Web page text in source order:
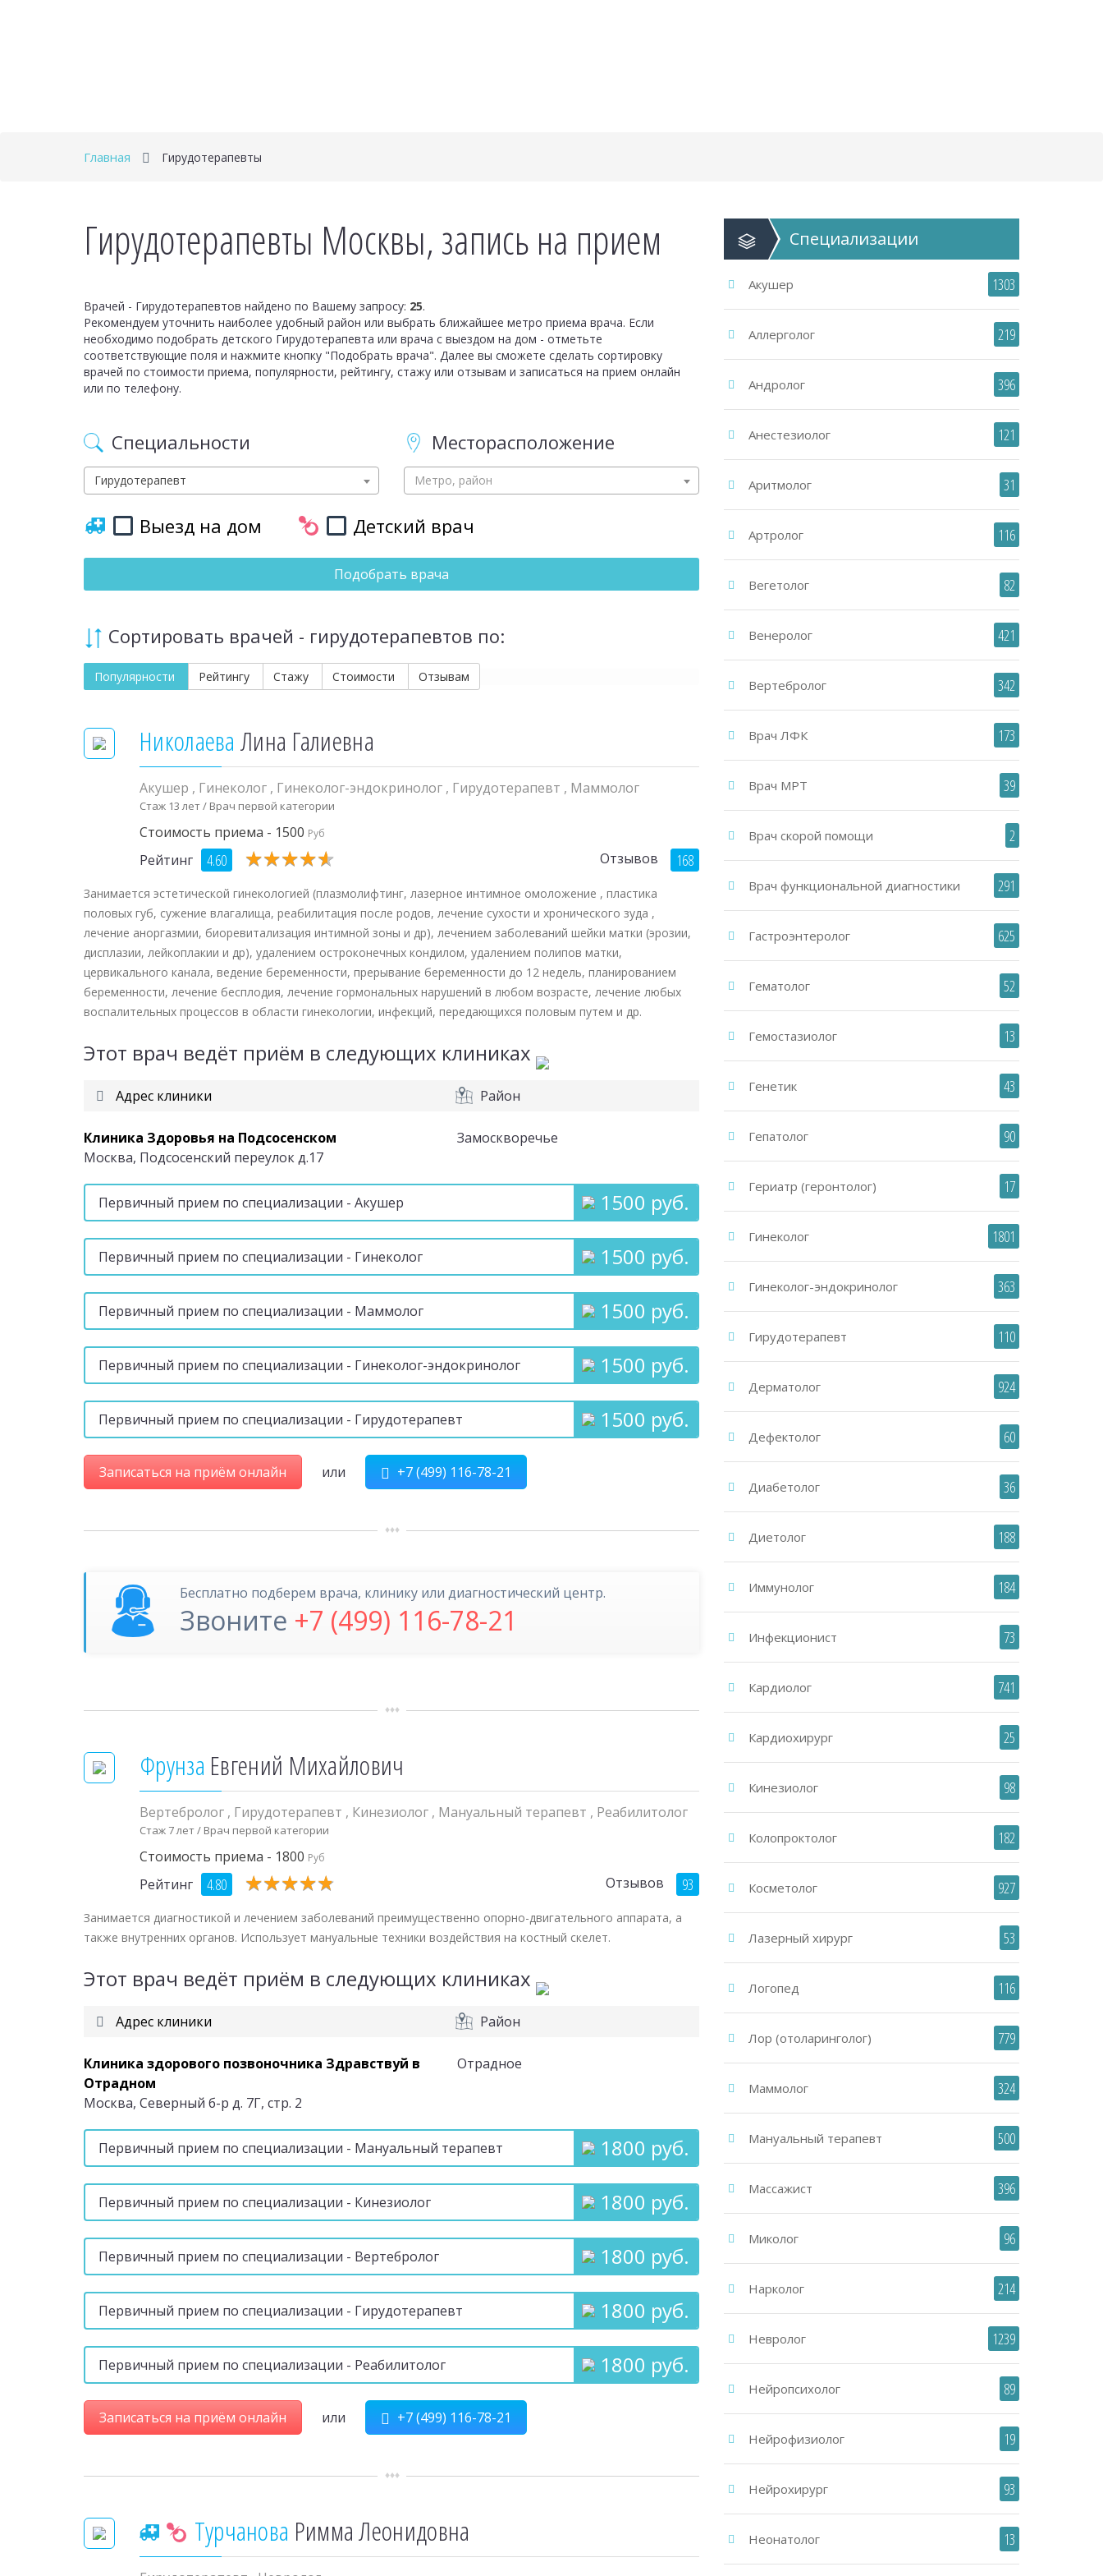
Главная Гирудотерапевты
Гирудотерапевты Москвы, запись на прием
Врачей - Гирудотерапевтов найдено по Вашему запросу: 25.
Рекомендуем уточнить наиболее удобный район или выбрать ближайшее метро приема врача. Если
необходимо подобрать детского Гирудотерапевта или врача с выездом на дом - отметьте
соответствующие поля и нажмите кнопку "Подобрать врача". Далее вы сможете сделать сортировку
врачей по стоимости приема, популярности, рейтингу, стажу или отзывам и записаться на прием онлайн
или по телефону.
Специальности
Гирудотерапевт
Месторасположение
Метро, район
Выезд на дом Детский врач
Подобрать врача
Сортировать врачей - гирудотерапевтов по:
Популярности Рейтингу Стажу Стоимости Отзывам
НиколаеваЛина Галиевна
Акушер , Гинеколог , Гинеколог-эндокринолог , Гирудотерапевт , Маммолог
Стаж 13 лет / Врач первой категории
Стоимость приема - 1500 Руб
Рейтинг 4.60 ★★★★★
★★★★★ Отзывов 168
Занимается эстетической гинекологией (плазмолифтинг, лазерное интимное омоложение , пластика
половых губ, сужение влагалища, реабилитация после родов, лечение сухости и хронического зуда ,
лечение аноргазмии, биоревитализация интимной зоны и др), лечением заболеваний шейки матки (эрозии,
дисплазии, лейкоплакии и др), удалением остроконечных кондилом, удалением полипов матки,
цервикального канала, ведение беременности, прерывание беременности до 12 недель, планированием
беременности, лечение бесплодия, лечение гормональных нарушений в любом возрасте, лечение любых
воспалительных процессов в области гинекологии, инфекций, передающихся половым путем и др.
Этот врач ведёт приём в следующих клиниках
Адрес клиники Район
Клиника Здоровья на Подсосенском
Москва, Подсосенский переулок д.17
Замоскворечье
Первичный прием по специализации - Акушер 1500 руб.
Первичный прием по специализации - Гинеколог 1500 руб.
Первичный прием по специализации - Маммолог 1500 руб.
Первичный прием по специализации - Гинеколог-эндокринолог 1500 руб.
Первичный прием по специализации - Гирудотерапевт 1500 руб.
Записаться на приём онлайн или +7 (499) 116-78-21
Бесплатно подберем врача, клинику или диагностический центр.
Звоните +7 (499) 116-78-21
Фрунза Евгений Михайлович
Вертебролог , Гирудотерапевт , Кинезиолог , Мануальный терапевт , Реабилитолог
Стаж 7 лет / Врач первой категории
Стоимость приема - 1800 Руб
Рейтинг 4.80 ★★★★★
★★★★★ Отзывов 93
Занимается диагностикой и лечением заболеваний преимущественно опорно-двигательного аппарата, а
также внутренних органов. Использует мануальные техники воздействия на костный скелет.
Этот врач ведёт приём в следующих клиниках
Адрес клиники Район
Клиника здорового позвоночника Здравствуй в
Отрадном
Москва, Северный б-р д. 7Г, стр. 2
Отрадное
Первичный прием по специализации - Мануальный терапевт 1800 руб.
Первичный прием по специализации - Кинезиолог 1800 руб.
Первичный прием по специализации - Вертебролог 1800 руб.
Первичный прием по специализации - Гирудотерапевт 1800 руб.
Первичный прием по специализации - Реабилитолог 1800 руб.
Записаться на приём онлайн или +7 (499) 116-78-21
Турчанова Римма Леонидовна
Специализации
Акушер 1303
Аллерголог 219
Андролог 396
Анестезиолог 121
Аритмолог 31
Артролог 116
Вегетолог 82
Венеролог 421
Вертебролог 342
Врач ЛФК 173
Врач МРТ 39
Врач скорой помощи 2
Врач функциональной диагностики 291
Гастроэнтеролог 625
Гематолог 52
Гемостазиолог 13
Генетик 43
Гепатолог 90
Гериатр (геронтолог) 17
Гинеколог 1801
Гинеколог-эндокринолог 363
Гирудотерапевт 110
Дерматолог 924
Дефектолог 60
Диабетолог 36
Диетолог 188
Иммунолог 184
Инфекционист 73
Кардиолог 741
Кардиохирург 25
Кинезиолог 98
Колопроктолог 182
Косметолог 927
Лазерный хирург 53
Логопед 116
Лор (отоларинголог) 779
Маммолог 324
Мануальный терапевт 500
Массажист 396
Миколог 96
Нарколог 214
Невролог 1239
Нейропсихолог 89
Нейрофизиолог 19
Нейрохирург 93
Неонатолог 13